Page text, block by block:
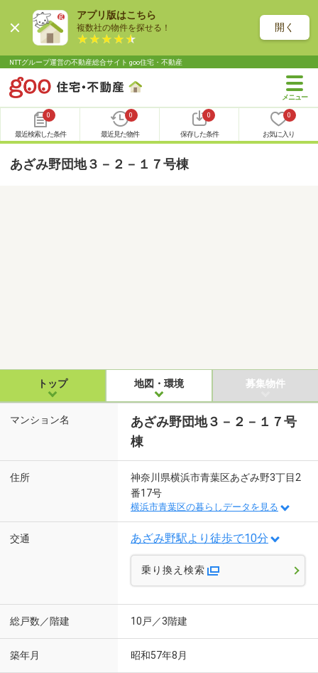
アプリ版はこちら
複数社の物件を探せる！ 開く
NTTグループ運営の不動産総合サイト goo住宅・不動産
0
最近検索した条件
0
最近見た物件
0
保存した条件
0
お気に入り
あざみ野団地３－２－１７号棟
トップ 地図・環境 募集物件
マンション名
あざみ野団地３－２－１７号
棟
住所
神奈川県横浜市青葉区あざみ野3丁目2
番17号
横浜市青葉区の暮らしデータを見る
交通 あざみ野駅より徒歩で10分
乗り換え検索
総戸数／階建 10戸／3階建
築年月 昭和57年8月